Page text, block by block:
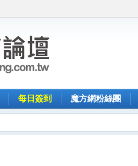
每日簽到 魔方網粉絲團